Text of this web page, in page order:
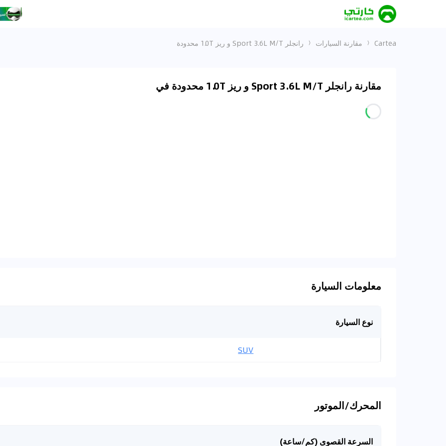
Cartea مقارنة السيارات رانجلر Sport 3.6L M/T و ريز 1.0T محدودة
مقارنة رانجلر Sport 3.6L M/T و ريز 1.0T محدودة في
معلومات السيارة
نوع السيارة
SUV
المحرك/الموتور
السرعة القصوى (كم/ساعة)